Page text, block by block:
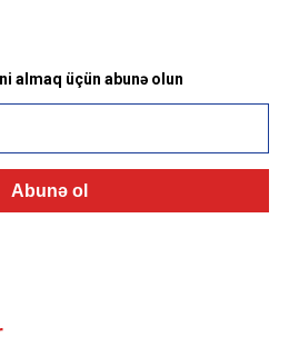
almaq üçün abunə olun
Abunə ol